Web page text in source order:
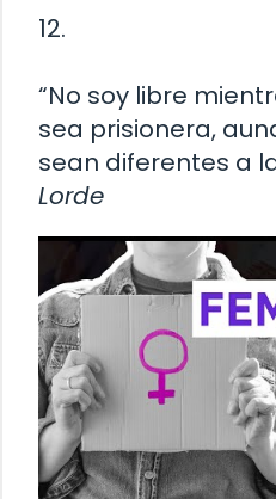
12.
“No soy libre
sea prisionera,
sean diferentes a
Lorde